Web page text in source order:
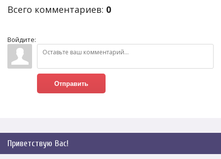
Всего комментариев: 0
Войдите:
Отправить
Приветствую Вас!